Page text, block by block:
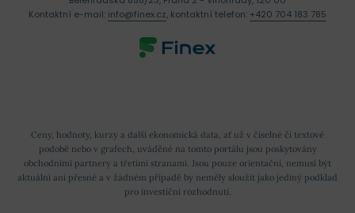
Ceny, hodnoty, kurzy a další ekonomická data, ať už v číselné či textové
podobě nebo v grafech, uváděné na tomto portálu jsou poskytovány
obchodními partnery a třetími stranami. Jsou pouze orientační, nemusí být
aktuální ani přesné a v žádném případě by neměly sloužit jako jediný podklad
pro investiční rozhodnutí.
Kontaktní e-mail: info@finex.cz, kontaktní telefon: +420 704 183 785